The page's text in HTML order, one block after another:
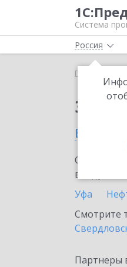
Система
Россия
Главная
в
внедрение
Уфа
Смотрите
Партнеры